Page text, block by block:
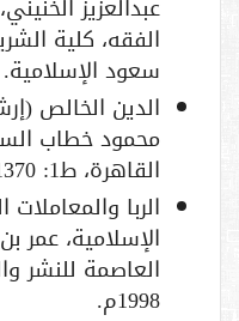
الفقه، كلية
سعود الإسلامية.
الدين الخالص
محمود خطاب
القاهرة، ط1: 1370هـ/ 1952م.
الربا
الإسلامية، عمر
1998م.